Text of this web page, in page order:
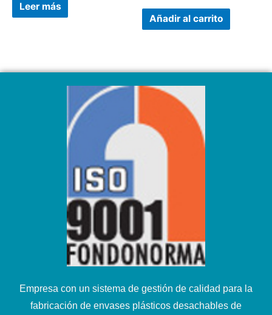
Leer más
Añadir al carrito
Empresa con un sistema de gestión de calidad para la
fabricación de envases plásticos desachables de